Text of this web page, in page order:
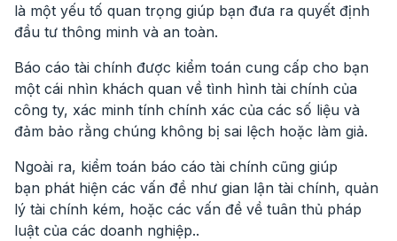
là một yếu tố quan trọng giúp bạn đưa ra quyết định
đầu tư thông minh và an toàn.
Báo cáo tài chính được kiểm toán cung cấp cho bạn
một cái nhìn khách quan về tình hình tài chính của
công ty, xác minh tính chính xác của các số liệu và
đảm bảo rằng chúng không bị sai lệch hoặc làm giả.
Ngoài ra, kiểm toán báo cáo tài chính cũng giúp
bạn phát hiện các vấn đề như gian lận tài chính, quản
lý tài chính kém, hoặc các vấn đề về tuân thủ pháp
luật của các doanh nghiệp..